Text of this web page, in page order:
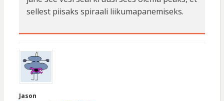
sellest piisaks spiraali liikumapanemiseks.
Jason